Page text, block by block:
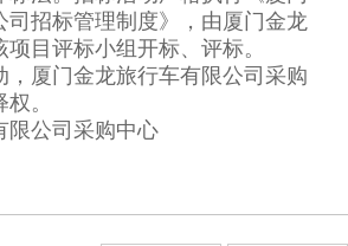
司招标管理制度》，由厦门金龙
目评标小组开标、评标。
，厦门金龙旅行车有限公司采购
。
限公司采购中心